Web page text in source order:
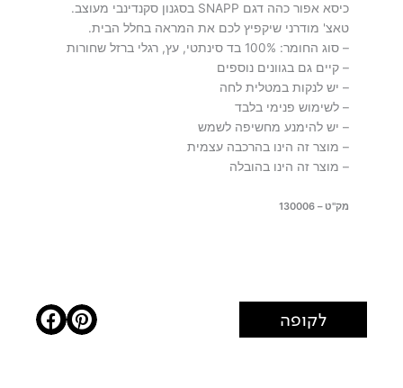
כיסא אפור כהה דגם SNAPP בסגנון סקנדינבי מעוצב.
טאצ' מודרני שיקפיץ לכם את המראה בחלל הבית.
– סוג החומר: 100% בד סינתטי, עץ, רגלי ברזל שחורות
– קיים גם בגוונים נוספים
– יש לנקות במטלית לחה
– לשימוש פנימי בלבד
– יש להימנע מחשיפה לשמש
– מוצר זה הינו בהרכבה עצמית
– מוצר זה הינו בהובלה
מק"ט – 130006
לקופה